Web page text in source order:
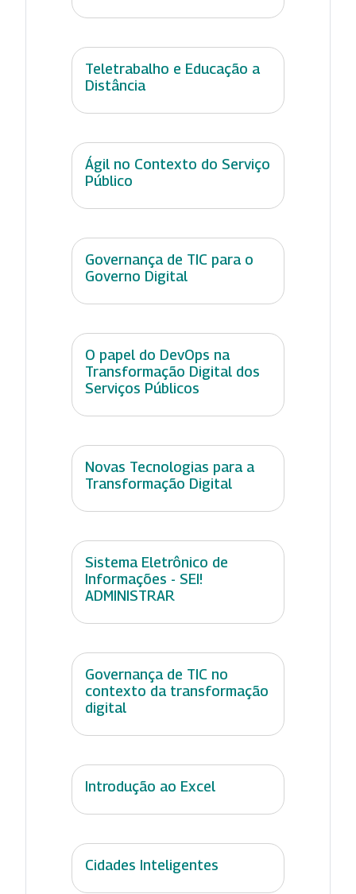
Teletrabalho e Educação a
Distância
Ágil no Contexto do Serviço
Público
Governança de TIC para o
Governo Digital
O papel do DevOps na
Transformação Digital dos
Serviços Públicos
Novas Tecnologias para a
Transformação Digital
Sistema Eletrônico de
Informações - SEI!
ADMINISTRAR
Governança de TIC no
contexto da transformação
digital
Introdução ao Excel
Cidades Inteligentes